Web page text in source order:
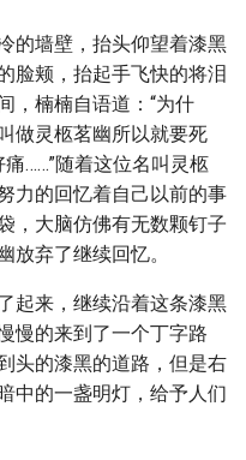
的墙壁，抬头仰望着漆黑
脸颊，抬起手飞快的将泪
，楠楠自语道：“为什
做灵柩茗幽所以就要死
……”随着这位名叫灵柩
力的回忆着自己以前的事
，大脑仿佛有无数颗钉子
放弃了继续回忆。
起来，继续沿着这条漆黑
慢的来到了一个丁字路
头的漆黑的道路，但是右
中的一盏明灯，给予人们